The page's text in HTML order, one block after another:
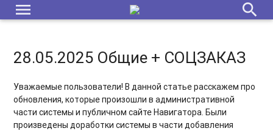
menu search
28.05.2025 Общие + СОЦЗАКАЗ
Уважаемые пользователи! В данной статье расскажем про
обновления, которые произошли в административной
части системы и публичном сайте Навигатора. Были
произведены доработки системы в части добавления